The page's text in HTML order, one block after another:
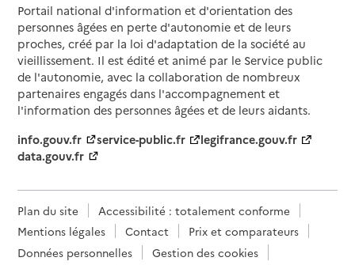
Portail national d'information et d'orientation des
personnes âgées en perte d'autonomie et de leurs
proches, créé par la loi d'adaptation de la société au
vieillissement. Il est édité et animé par le Service public
de l'autonomie, avec la collaboration de nombreux
partenaires engagés dans l'accompagnement et
l'information des personnes âgées et de leurs aidants.
info.gouv.fr
service-public.fr
legifrance.gouv.fr
data.gouv.fr
Plan du site
Accessibilité : totalement conforme
Mentions légales
Contact
Prix et comparateurs
Données personnelles
Gestion des cookies